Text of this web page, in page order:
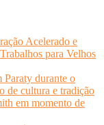
Acelerado e
para Velhos
Paraty durante o
de cultura e tradição
em momento de